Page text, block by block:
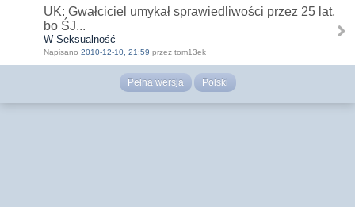
UK: Gwałciciel umykał sprawiedliwości przez 25 lat,
bo ŚJ...
W Seksualność
Napisano 2010-12-10, 21:59 przez tom13ek
Pełna wersja Polski